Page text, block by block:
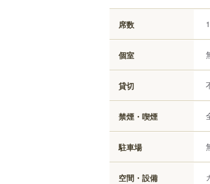
席数
個室
貸切
禁煙・喫煙
駐車場
空間・設備